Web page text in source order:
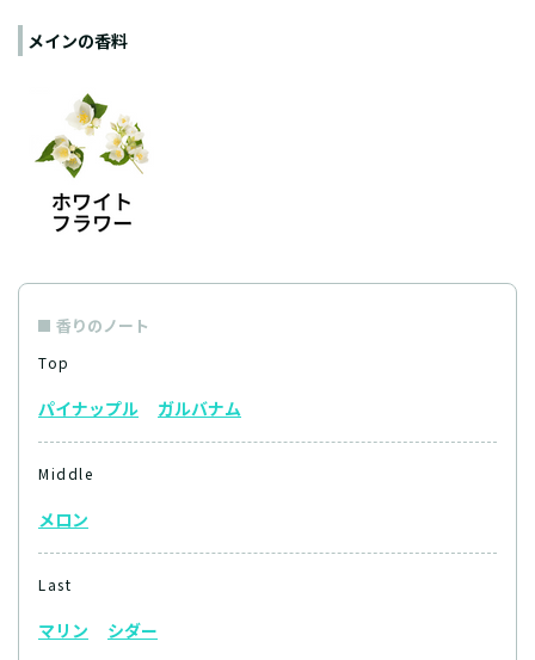
メインの香料
香りのノート
Top
パイナップル ガルバナム
Middle
メロン
Last
マリン シダー